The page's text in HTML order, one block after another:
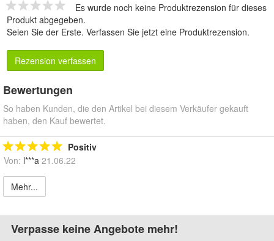
Es wurde noch keine Produktrezension für dieses
Produkt abgegeben.
Seien Sie der Erste. Verfassen Sie jetzt eine Produktrezension.
Rezension verfassen
Bewertungen
So haben Kunden, die den Artikel bei diesem Verkäufer gekauft
haben, den Kauf bewertet.
Positiv
Von: l***a 21.06.22
Mehr...
Verpasse keine Angebote mehr!